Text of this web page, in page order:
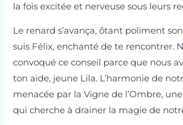
la fois excitée et nerveuse sous leurs
Le renard s’avança, ôtant poliment
suis Félix, enchanté de te rencontrer.
convoqué ce conseil parce que nous
ton aide, jeune Lila. L’harmonie de
menacée par la Vigne de l’Ombre,
qui cherche à drainer la magie de